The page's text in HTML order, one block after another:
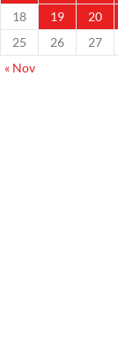
18
19 20
25
26 27
« Nov